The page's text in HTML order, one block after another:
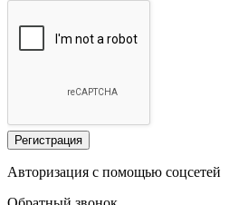
Регистрация
Авторизация с помощью соцсетей